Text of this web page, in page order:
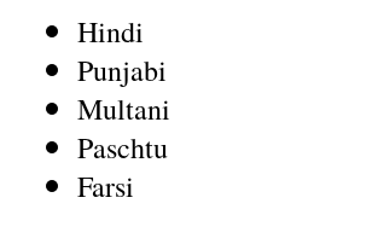
Hindi
Punjabi
Multani
Paschtu
Farsi